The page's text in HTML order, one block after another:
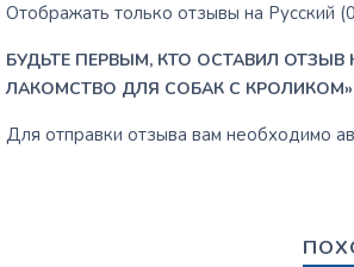
Отображать только отзывы на Русский
БУДЬТЕ ПЕРВЫМ, КТО ОСТАВИЛ ОТЗЫВ НА
ЛАКОМСТВО ДЛЯ СОБАК С КРОЛИКОМ»
Для отправки отзыва вам необходимо